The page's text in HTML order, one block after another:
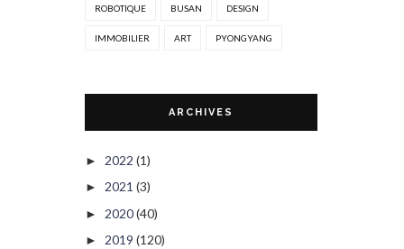
ROBOTIQUE BUSAN DESIGN
IMMOBILIER ART PYONGYANG
ARCHIVES
► 2022 (1)
► 2021 (3)
► 2020(40)
► 2019 (120)